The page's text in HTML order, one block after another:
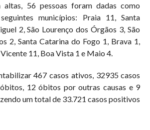
56 pessoas foram dadas como
municípios: Praia 11, Santa
2, São Lourenço dos Órgãos 3, São
2, Santa Catarina do Fogo 1, Brava 1,
11, Boa Vista 1 e Maio 4.
467 casos ativos, 32935 casos
12 óbitos por outras causas e 9
um total de 33.721 casos positivos